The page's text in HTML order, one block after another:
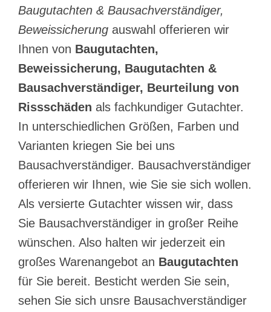
Baugutachten & Bausachverständiger,
Beweissicherung auswahl offerieren wir
Ihnen von Baugutachten,
Beweissicherung, Baugutachten &
Bausachverständiger, Beurteilung von
Rissschäden als fachkundiger Gutachter.
In unterschiedlichen Größen, Farben und
Varianten kriegen Sie bei uns
Bausachverständiger. Bausachverständiger
offerieren wir Ihnen, wie Sie sie sich wollen.
Als versierte Gutachter wissen wir, dass
Sie Bausachverständiger in großer Reihe
wünschen. Also halten wir jederzeit ein
großes Warenangebot an Baugutachten
für Sie bereit. Besticht werden Sie sein,
sehen Sie sich unsre Bausachverständiger